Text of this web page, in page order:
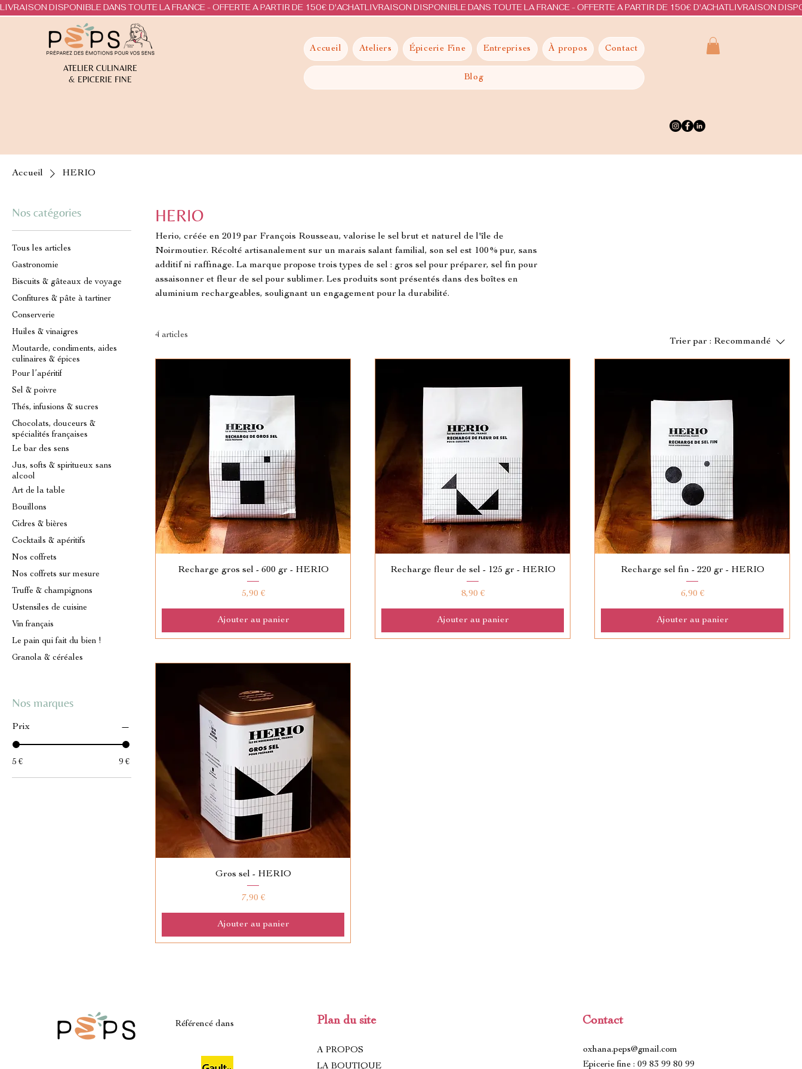
LIVRAISON DISPONIBLE DANS TOUTE LA FRANCE - OFFERTE A PARTIR DE 150€ D'ACHAT
ATELIER CULINAIRE
& EPICERIE FINE
Accueil Ateliers Épicerie Fine Entreprises À propos Contact
Blog
Accueil HERIO
Nos catégories
Tous les articles
Gastronomie
Biscuits & gâteaux de voyage
Confitures & pâte à tartiner
Conserverie
Huiles & vinaigres
Moutarde, condiments, aides
culinaires & épices
Pour l’apéritif
Sel & poivre
Thés, infusions & sucres
Chocolats, douceurs &
spécialités françaises
Le bar des sens
Jus, softs & spiritueux sans
alcool
Art de la table
Bouillons
Cidres & bières
Cocktails & apéritifs
Nos coffrets
Nos coffrets sur mesure
Truffe & champignons
Ustensiles de cuisine
Vin français
Le pain qui fait du bien !
Granola & céréales
Nos marques
Prix
5 € 9 €
HERIO
Herio, créée en 2019 par François Rousseau, valorise le sel brut et naturel de l'île de
Noirmoutier. Récolté artisanalement sur un marais salant familial, son sel est 100 % pur, sans
additif ni raffinage. La marque propose trois types de sel : gros sel pour préparer, sel fin pour
assaisonner et fleur de sel pour sublimer. Les produits sont présentés dans des boîtes en
aluminium rechargeables, soulignant un engagement pour la durabilité.
4 articles
Trier par : Recommandé
Recharge gros sel - 600 gr - HERIO
Prix
5,90 €
Ajouter au panier
Recharge fleur de sel - 125 gr - HERIO
Prix
8,90 €
Ajouter au panier
Recharge sel fin - 220 gr - HERIO
Prix
6,90 €
Ajouter au panier
Gros sel - HERIO
Prix
7,90 €
Ajouter au panier
Référencé dans Plan du site
A PROPOS
LA BOUTIQUE
Contact
oxhana.peps@gmail.com
Epicerie fine : 09 83 99 80 99